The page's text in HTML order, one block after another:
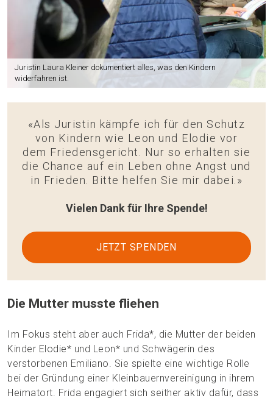
Juristin Laura Kleiner dokumentiert alles, was den Kindern
widerfahren ist.
«Als Juristin kämpfe ich für den Schutz
von Kindern wie Leon und Elodie vor
dem Friedensgericht. Nur so erhalten sie
die Chance auf ein Leben ohne Angst und
in Frieden. Bitte helfen Sie mir dabei.»
Vielen Dank für Ihre Spende!
JETZT SPENDEN
Die Mutter musste fliehen
Im Fokus steht aber auch Frida*, die Mutter der beiden
Kinder Elodie* und Leon* und Schwägerin des
verstorbenen Emiliano. Sie spielte eine wichtige Rolle
bei der Gründung einer Kleinbauernvereinigung in ihrem
Heimatort. Frida engagiert sich seither aktiv dafür, dass